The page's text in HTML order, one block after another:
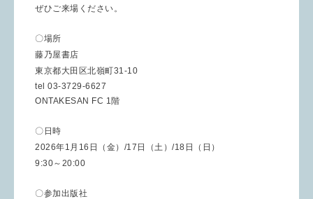
ぜひご来場ください。
〇場所
藤乃屋書店
東京都大田区北嶺町31-10
tel 03-3729-6627
ONTAKESAN FC 1階
〇日時
2026年1月16日（金）/17日（土）/18日（日）
9:30～20:00
〇参加出版社